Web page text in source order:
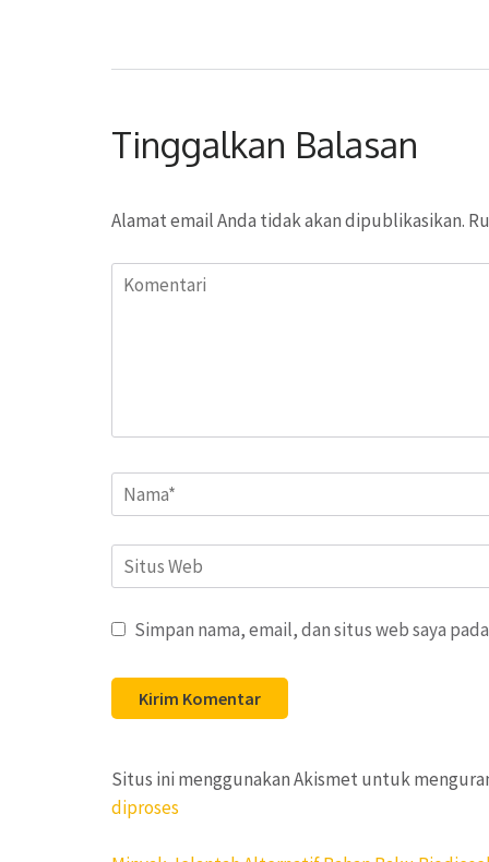
Tinggalkan Balasan
Alamat email Anda tidak akan dipublikasikan.
Komentari
Name*
Situs
Web
Simpan nama, email, dan situs web saya
Situs ini menggunakan Akismet untuk
diproses